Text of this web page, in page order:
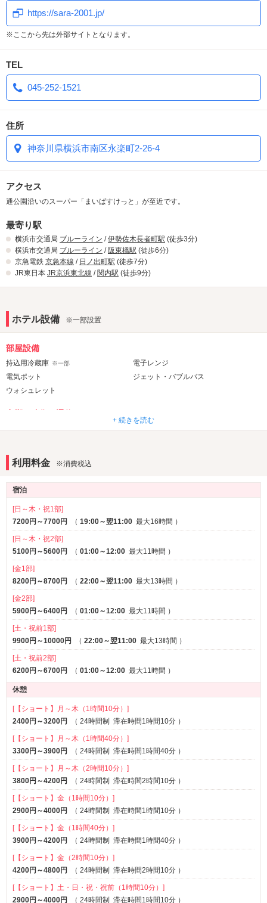
https://sara-2001.jp/
※ここから先は外部サイトとなります。
TEL
045-252-1521
住所
神奈川県横浜市南区永楽町2-26-4
アクセス
通公園沿いのスーパー「まいばすけっと」が至近です。
最寄り駅
横浜市交通局 ブルーライン /伊勢佐木長者町駅 (徒歩3分)
横浜市交通局 ブルーライン / 阪東橋駅 (徒歩6分)
京急電鉄 京急本線 / 日ノ出町駅 (徒歩7分)
JR東日本 JR京浜東北線 / 関内駅 (徒歩9分)
ホテル設備 ※一部設置
部屋設備
持込用冷蔵庫 ※一部
電子レンジ
電気ポット
ジェット・バブルバス
ウォシュレット
VOD Wi-Fi
3名以上利用可
+ 続きを読む
利用料金 ※消費税込
宿泊
[日～木・祝1部]
7200円～7700円
（ 19:00～翌11:00 最大16時間 ）
[日～木・祝2部]
5100円～5600円
（ 01:00～12:00 最大11時間 ）
[金1部]
8200円～8700円
（ 22:00～翌11:00 最大13時間 ）
[金2部]
5900円～6400円
（ 01:00～12:00 最大11時間 ）
[土・祝前1部]
9900円～10000円
（ 22:00～翌11:00 最大13時間 ）
[土・祝前2部]
6200円～6700円
（ 01:00～12:00 最大11時間 ）
休憩
[【ショート】月～木（1時間10分）]
2400円～3200円
（ 24時間制 滞在時間1時間10分 ）
[【ショート】月～木（1時間40分）]
3300円～3900円
（ 24時間制 滞在時間1時間40分 ）
[【ショート】月～木（2時間10分）]
3800円～4200円
（ 24時間制 滞在時間2時間10分 ）
[【ショート】金（1時間10分）]
2900円～4000円
（ 24時間制 滞在時間1時間10分 ）
[【ショート】金（1時間40分）]
3900円～4200円
（ 24時間制 滞在時間1時間40分 ）
[【ショート】金（2時間10分）]
4200円～4800円
（ 24時間制 滞在時間2時間10分 ）
[【ショート】土・日・祝・祝前（1時間10分）]
2900円～4000円
（ 24時間制 滞在時間1時間10分 ）